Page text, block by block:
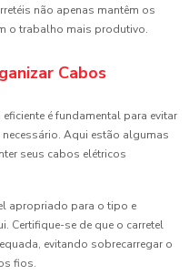
não apenas mantêm os
o trabalho mais produtivo.
Cabos
é fundamental para evitar
Aqui estão algumas
seus cabos elétricos
apropriado para o tipo e
Certifique-se de que o carretel
evitando sobrecarregar o
fios.